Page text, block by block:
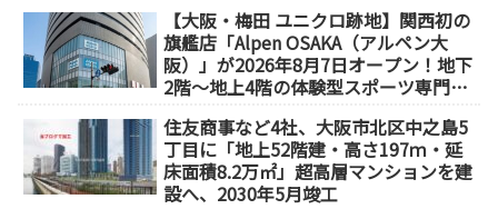
【大阪・梅田 ユニクロ跡地】関西初の
旗艦店「Alpen OSAKA（アルペン大
阪）」が2026年8月7日オープン！地下
2階～地上4階の体験型スポーツ専門店
住友商事など4社、大阪市北区中之島5
丁目に「地上52階建・高さ197ｍ・延
床面積8.2万㎡」超高層マンションを建
設へ、2030年5月竣工